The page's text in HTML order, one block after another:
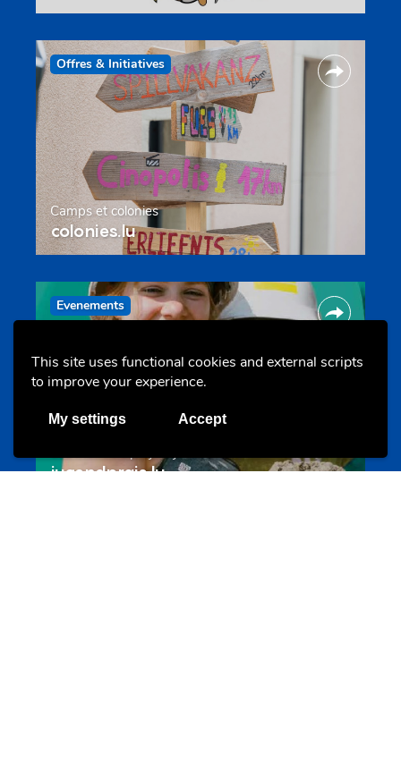
This site uses functional cookies and external scripts
to improve your experience.
My settings Accept
Offres & Initiatives
Camps et colonies
colonies.lu
Evenements
jugendprais.lu